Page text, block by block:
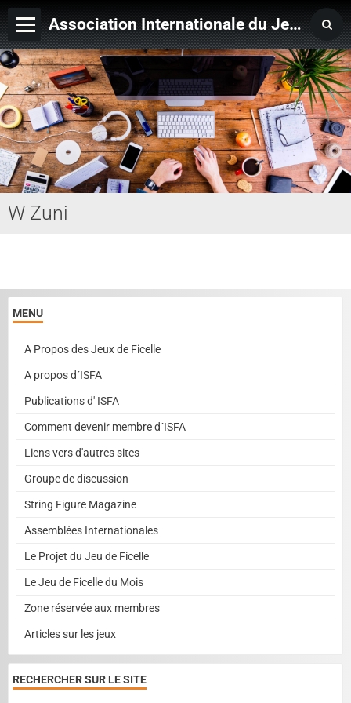
Association Internationale du Jeu de Ficelle
Page d'accueil
Derniers ajouts
W Zuni
MENU
A Propos des Jeux de Ficelle
A propos d´ISFA
Publications d' ISFA
Comment devenir membre d´ISFA
Liens vers d'autres sites
Groupe de discussion
String Figure Magazine
Assemblées Internationales
Le Projet du Jeu de Ficelle
Le Jeu de Ficelle du Mois
Zone réservée aux membres
Articles sur les jeux
RECHERCHER SUR LE SITE